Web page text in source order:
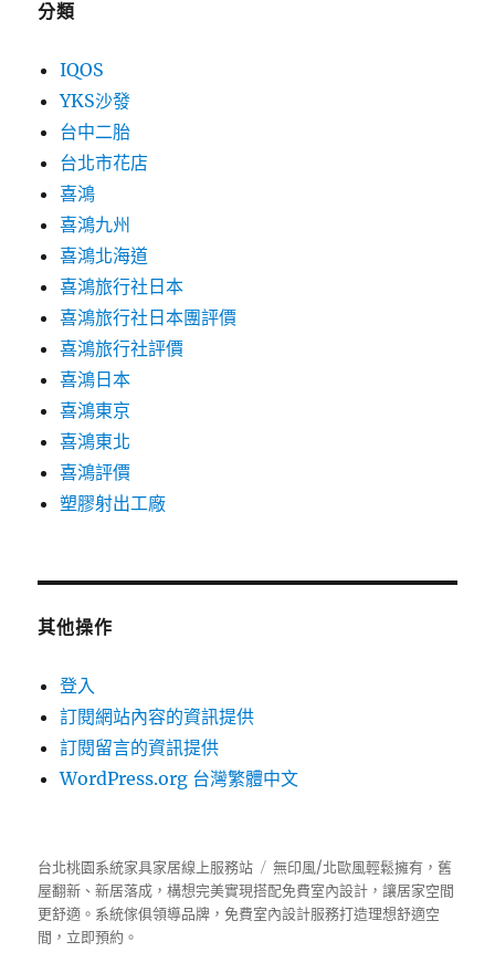
分類
IQOS
YKS沙發
台中二胎
台北市花店
喜鴻
喜鴻九州
喜鴻北海道
喜鴻旅行社日本
喜鴻旅行社日本團評價
喜鴻旅行社評價
喜鴻日本
喜鴻東京
喜鴻東北
喜鴻評價
塑膠射出工廠
其他操作
登入
訂閱網站內容的資訊提供
訂閱留言的資訊提供
WordPress.org 台灣繁體中文
台北桃園系統家具家居線上服務站
無印風/北歐風輕鬆擁有，舊
屋翻新、新居落成，構想完美實現搭配免費室內設計，讓居家空間
更舒適。 系統傢俱領導品牌，免費室內設計服務打造理想舒適空
間，立即預約。